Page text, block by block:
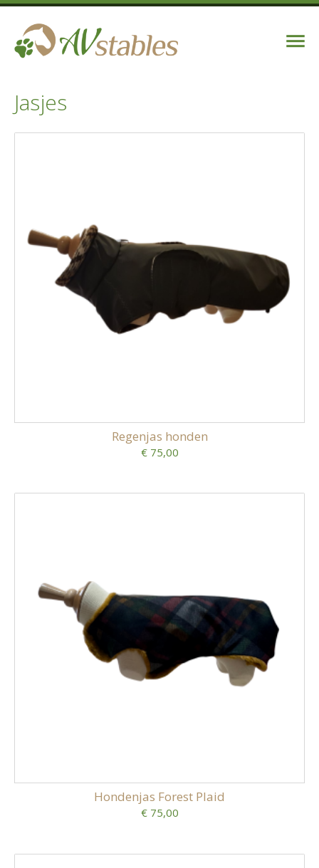
Jasjes
Regenjas honden
€ 75,00
Hondenjas Forest Plaid
€ 75,00